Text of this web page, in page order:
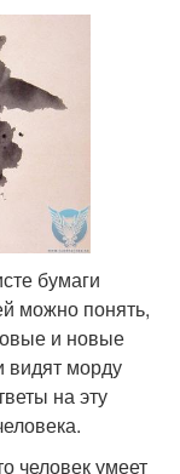
бумаги
можно понять,
и новые
видят морду
на эту
человек умеет